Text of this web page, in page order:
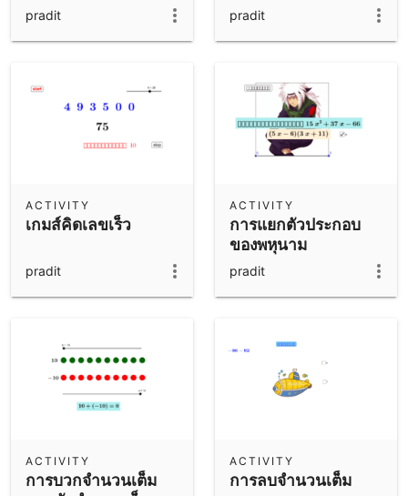
pradit pradit
เกมส์คิดเลขเร็ว
ACTIVITY
pradit
การแยกตัวประกอบ
ของพหุนาม
ACTIVITY
pradit
การบวกจำนวนเต็ม
ACTIVITY
การลบจำนวนเต็ม
ACTIVITY